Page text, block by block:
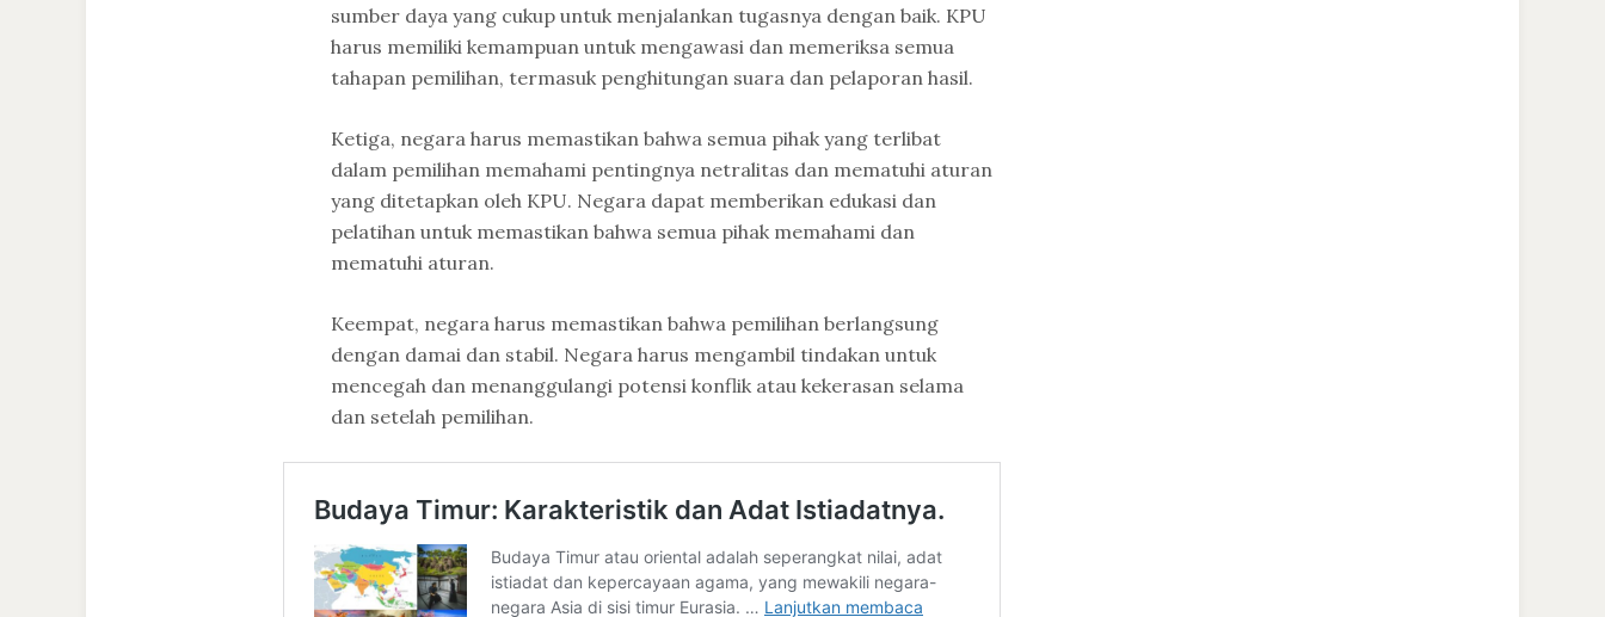
sumber daya yang cukup untuk menjalankan tugasnya dengan baik. KPU
harus memiliki kemampuan untuk mengawasi dan memeriksa semua
tahapan pemilihan, termasuk penghitungan suara dan pelaporan hasil.
Ketiga, negara harus memastikan bahwa semua pihak yang terlibat
dalam pemilihan memahami pentingnya netralitas dan mematuhi aturan
yang ditetapkan oleh KPU. Negara dapat memberikan edukasi dan
pelatihan untuk memastikan bahwa semua pihak memahami dan
mematuhi aturan.
Keempat, negara harus memastikan bahwa pemilihan berlangsung
dengan damai dan stabil. Negara harus mengambil tindakan untuk
mencegah dan menanggulangi potensi konflik atau kekerasan selama
dan setelah pemilihan.